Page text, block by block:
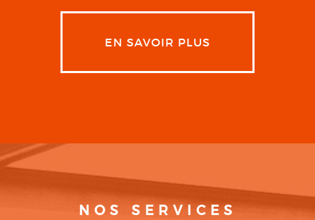
EN SAVOIR PLUS
NOS SERVICES